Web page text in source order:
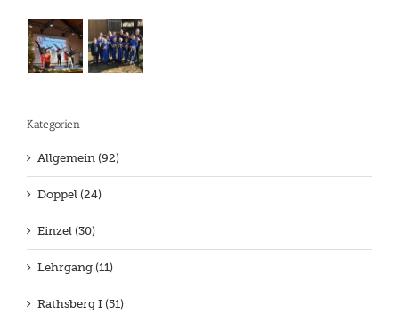
Kategorien
Allgemein (92)
Doppel (24)
Einzel (30)
Lehrgang (11)
Rathsberg I (51)